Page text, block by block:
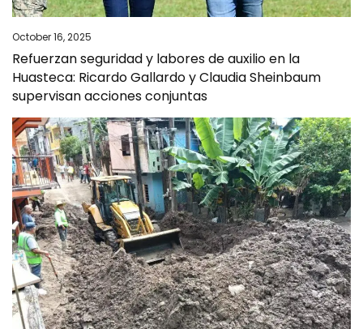
October 16, 2025
Refuerzan seguridad y labores de auxilio en la
Huasteca: Ricardo Gallardo y Claudia Sheinbaum
supervisan acciones conjuntas